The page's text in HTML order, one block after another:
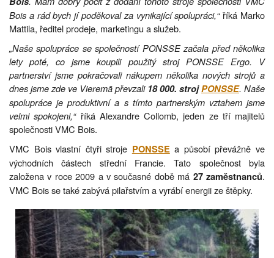
Bois a rád bych jí poděkoval za vynikající spolupráci,“říká Marko
Mattila, ředitel prodeje, marketingu a služeb.
„Naše spolupráce se společností PONSSE začala před několika
lety poté, co jsme koupili použitý stroj PONSSE Ergo. V
partnerství jsme pokračovali nákupem několika nových strojů a
dnes jsme zde ve Vieremä převzali 18 000. strojPONSSE. Naše
spolupráce je produktivní a s tímto partnerským vztahem jsme
velmi spokojeni,“říká Alexandre Collomb, jeden ze tří majitelů
společnosti VMC Bois.
VMC Bois vlastní čtyři stroje PONSSEa působí převážně ve
východních částech střední Francie. Tato společnost byla
založena v roce 2009 a v současné době má 27 zaměstnanců.
VMC Bois se také zabývá pilařstvím a vyrábí energii ze štěpky.